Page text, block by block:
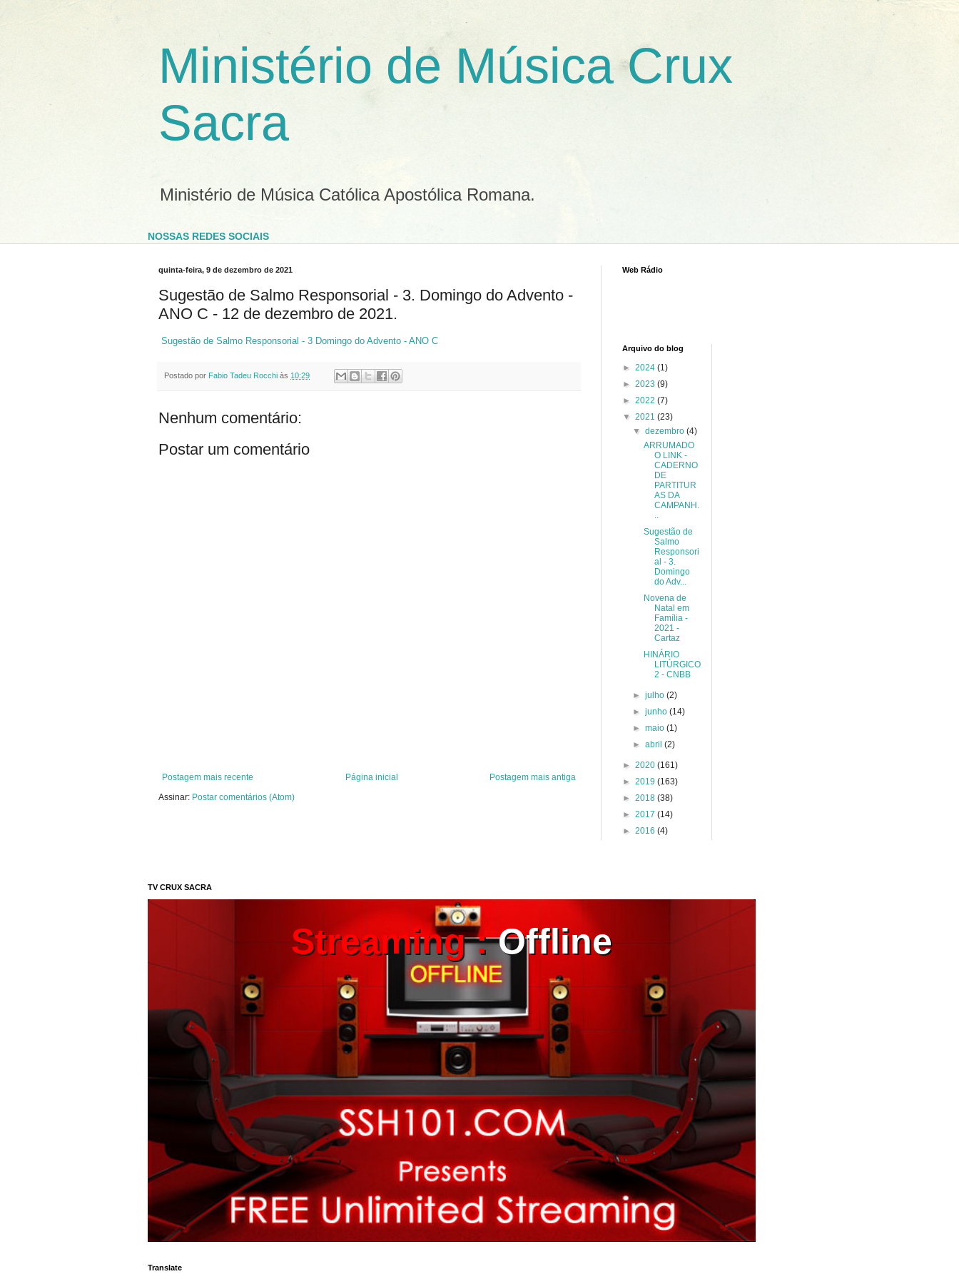
Ministério de Música Crux
Sacra
Ministério de Música Católica Apostólica Romana.
NOSSAS REDES SOCIAIS
quinta-feira, 9 de dezembro de 2021
Sugestão de Salmo Responsorial - 3. Domingo do Advento -
ANO C - 12 de dezembro de 2021.
Sugestão de Salmo Responsorial - 3 Domingo do Advento - ANO C
Postado por Fabio Tadeu Rocchi às 10:29
Nenhum comentário:
Postar um comentário
Postagem mais recente Postagem mais antiga
Página inicial
Assinar: Postar comentários (Atom)
Web Rádio
Arquivo do blog
► 2024 (1)
► 2023 (9)
► 2022 (7)
▼ 2021 (23)
▼dezembro(4)
ARRUMADO
O LINK -
CADERNO
DE
PARTITUR
AS DA
CAMPANH.
..
Sugestão de
Salmo
Responsori
al - 3.
Domingo
do Adv...
Novena de
Natal em
Família -
2021 -
Cartaz
HINÁRIO
LITÚRGICO
2 - CNBB
►julho(2)
►junho(14)
►maio(1)
►abril(2)
► 2020 (161)
► 2019 (163)
► 2018 (38)
► 2017 (14)
► 2016 (4)
TV CRUX SACRA
Translate